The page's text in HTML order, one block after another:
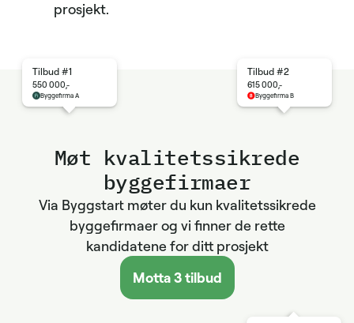
prosjekt.
Møt kvalitets­sikrede
byggefirmaer
Via Byggstart møter du kun kvalitetssikrede
byggefirmaer og vi finner de rette
kandidatene for ditt prosjekt
Motta 3 tilbud
Tilbud #1
550 000,-
Byggefirma A
Tilbud #2
615 000,-
Byggefirma B